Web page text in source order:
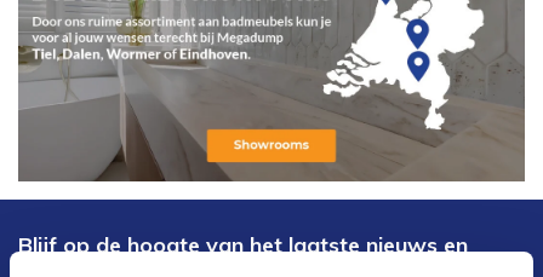
Blijf op de hoogte van het laatste nieuws en